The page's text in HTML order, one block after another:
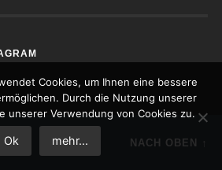
NACH OBEN ↑
Cookies, um Ihnen eine bessere
Durch die Nutzung unserer
unserer Verwendung von Cookies zu.
Ok mehr...